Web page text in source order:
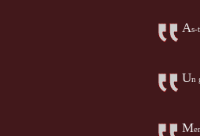
As-
Un
M